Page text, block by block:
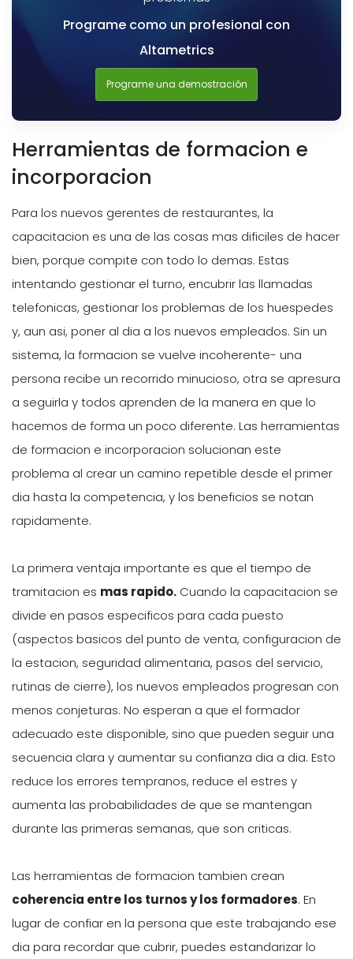
Programe como un profesional con
Altametrics
Programe una demostración
Herramientas de formacion e
incorporacion
Para los nuevos gerentes de restaurantes, la
capacitacion es una de las cosas mas dificiles de hacer
bien, porque compite con todo lo demas. Estas
intentando gestionar el turno, encubrir las llamadas
telefonicas, gestionar los problemas de los huespedes
y, aun asi, poner al dia a los nuevos empleados. Sin un
sistema, la formacion se vuelve incoherente- una
persona recibe un recorrido minucioso, otra se apresura
a seguirla y todos aprenden de la manera en que lo
hacemos de forma un poco diferente. Las herramientas
de formacion e incorporacion solucionan este
problema al crear un camino repetible desde el primer
dia hasta la competencia, y los beneficios se notan
rapidamente.
La primera ventaja importante es que el tiempo de
tramitacion es mas rapido. Cuando la capacitacion se
divide en pasos especificos para cada puesto
(aspectos basicos del punto de venta, configuracion de
la estacion, seguridad alimentaria, pasos del servicio,
rutinas de cierre), los nuevos empleados progresan con
menos conjeturas. No esperan a que el formador
adecuado este disponible, sino que pueden seguir una
secuencia clara y aumentar su confianza dia a dia. Esto
reduce los errores tempranos, reduce el estres y
aumenta las probabilidades de que se mantengan
durante las primeras semanas, que son criticas.
Las herramientas de formacion tambien crean
coherencia entre los turnos y los formadores. En
lugar de confiar en la persona que este trabajando ese
dia para recordar que cubrir, puedes estandarizar lo